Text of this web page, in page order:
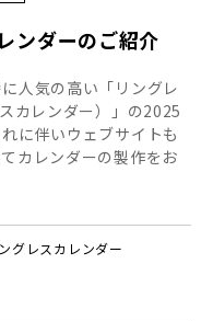
ンダーのご紹介
人気の高い「リングレ
カレンダー）」の2025
に伴いウェブサイトも
カレンダーの製作をお
グレスカレンダー